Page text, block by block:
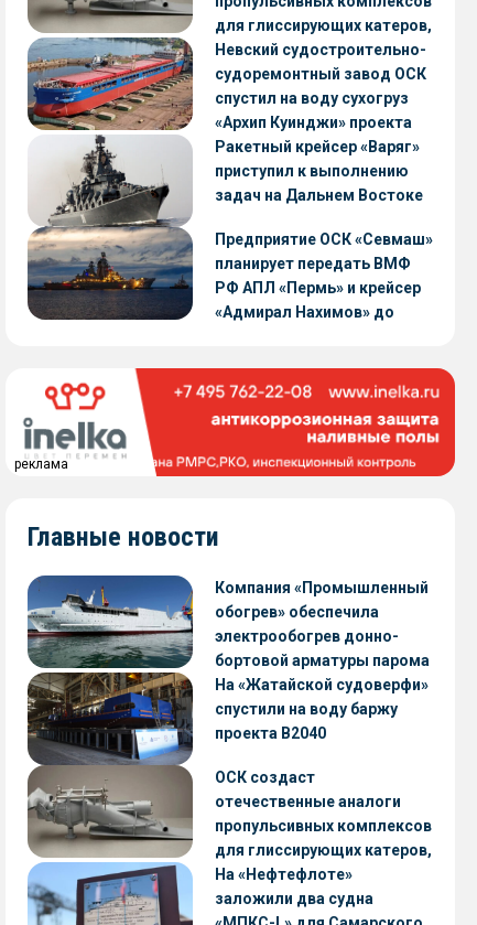
для глиссирующих катеров,
скоростных судов и судов с
малой осадкой
Невский судостроительно-
судоремонтный завод ОСК
спустил на воду сухогруз
«Архип Куинджи» проекта
RSD59
Ракетный крейсер «Варяг»
приступил к выполнению
задач на Дальнем Востоке
Предприятие ОСК «Севмаш»
планирует передать ВМФ
РФ АПЛ «Пермь» и крейсер
«Адмирал Нахимов» до
реклама
Главные новости
Компания «Промышленный
обогрев» обеспечила
электрообогрев донно-
бортовой арматуры парома
«Петропавловск» проекта
CNF22
На «Жатайской судоверфи»
спустили на воду баржу
проекта В2040
ОСК создаст
отечественные аналоги
пропульсивных комплексов
для глиссирующих катеров,
скоростных судов и судов с
малой осадкой
На «Нефтефлоте»
заложили два судна